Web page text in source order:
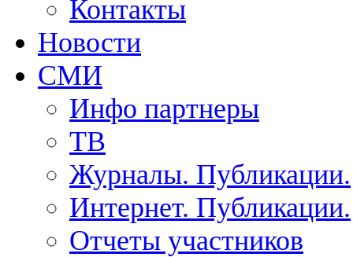
Контакты
Новости
СМИ
Инфо партнеры
ТВ
Журналы. Публикации.
Интернет. Публикации.
Отчеты участников